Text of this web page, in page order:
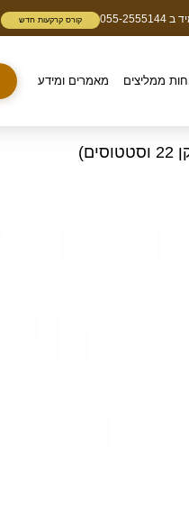
קורס קרקעות חדש
ממליצים מאמרים ומידע